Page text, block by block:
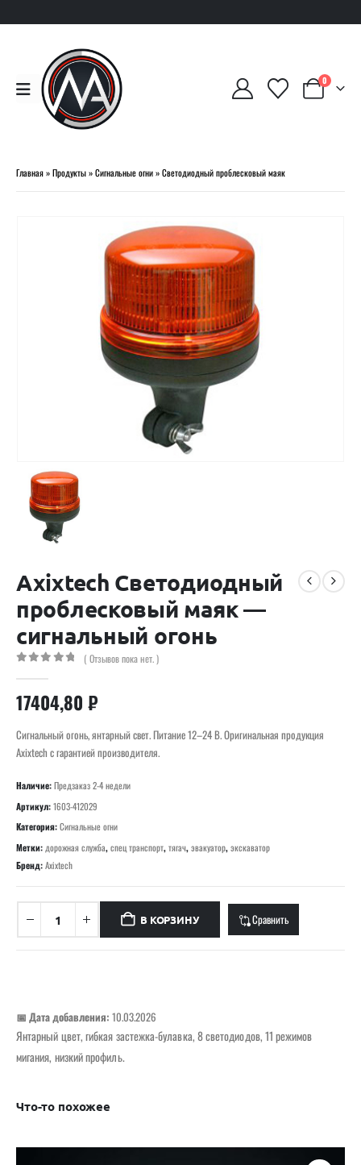
0
Главная»Продукты»Сигнальные огни»Светодиодный проблесковый маяк
Axixtech Светодиодный
проблесковый маяк —
сигнальный огонь
( Отзывов пока нет. )
17404,80 ₽
Сигнальный огонь, янтарный свет. Питание 12–24 В. Оригинальная продукция
Axixtech с гарантией производителя.
Наличие:Предзаказ 2-4 недели
Артикул:1603-412029
Категория:Сигнальные огни
Метки: дорожная служба,спец транспорт,тягач,эвакуатор,экскаватор
Бренд:Axixtech
В КОРЗИНУ Сравнить
📅 Дата добавления: 10.03.2026
Янтарный цвет, гибкая застежка-булавка, 8 светодиодов, 11 режимов
мигания, низкий профиль.
Что-то похожее